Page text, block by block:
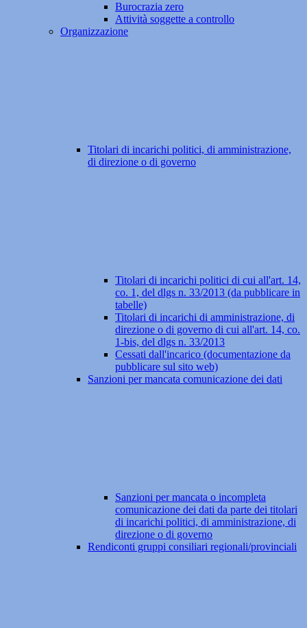
Burocrazia zero
Attività soggette a controllo
Organizzazione
Titolari di incarichi politici, di amministrazione,
di direzione o di governo
Titolari di incarichi politici di cui all'art. 14,
co. 1, del dlgs n. 33/2013 (da pubblicare in
tabelle)
Titolari di incarichi di amministrazione, di
direzione o di governo di cui all'art. 14, co.
1-bis, del dlgs n. 33/2013
Cessati dall'incarico (documentazione da
pubblicare sul sito web)
Sanzioni per mancata comunicazione dei dati
Sanzioni per mancata o incompleta
comunicazione dei dati da parte dei titolari
di incarichi politici, di amministrazione, di
direzione o di governo
Rendiconti gruppi consiliari regionali/provinciali